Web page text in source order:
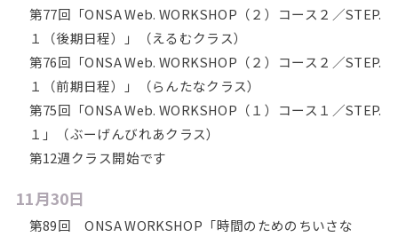
第77回「ONSA Web. WORKSHOP（２）コース２／STEP.
１（後期日程）」（えるむクラス）
第76回「ONSA Web. WORKSHOP（２）コース２／STEP.
１（前期日程）」（らんたなクラス）
第75回「ONSA Web. WORKSHOP（１）コース１／STEP.
１」（ぶーげんびれあクラス）
第12週クラス開始です
11月30日
第89回 ONSA WORKSHOP「時間のためのちいさな